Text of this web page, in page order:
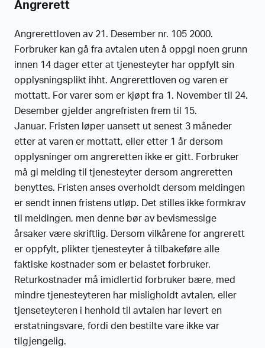
Angrerett
Angrerettloven av 21. Desember nr. 105 2000.
Forbruker kan gå fra avtalen uten å oppgi noen grunn
innen 14 dager etter at tjenesteyter har oppfylt sin
opplysningsplikt ihht. Angrerettloven og varen er
mottatt. For varer som er kjøpt fra 1. November til 24.
Desember gjelder angrefristen frem til 15.
Januar. Fristen løper uansett ut senest 3 måneder
etter at varen er mottatt, eller etter 1 år dersom
opplysninger om angreretten ikke er gitt. Forbruker
må gi melding til tjenesteyter dersom angreretten
benyttes. Fristen anses overholdt dersom meldingen
er sendt innen fristens utløp. Det stilles ikke formkrav
til meldingen, men denne bør av bevismessige
årsaker være skriftlig. Dersom vilkårene for angrerett
er oppfylt, plikter tjenesteyter å tilbakeføre alle
faktiske kostnader som er belastet forbruker.
Returkostnader må imidlertid forbruker bære, med
mindre tjenesteyteren har misligholdt avtalen, eller
tjenseteyteren i henhold til avtalen har levert en
erstatningsvare, fordi den bestilte vare ikke var
tilgjengelig.